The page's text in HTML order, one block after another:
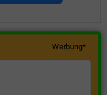
Werbung*